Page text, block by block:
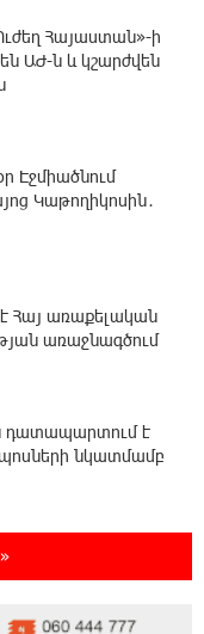
Հայաստան»-ի
ԱԺ-ն և կշարժվեն
Էջմիածնում
Կաթողիկոսին․
Հայ առաքելական
առաջնագծում
դատապարտում է
նկատմամբ
ճակատ»
հետախուզական